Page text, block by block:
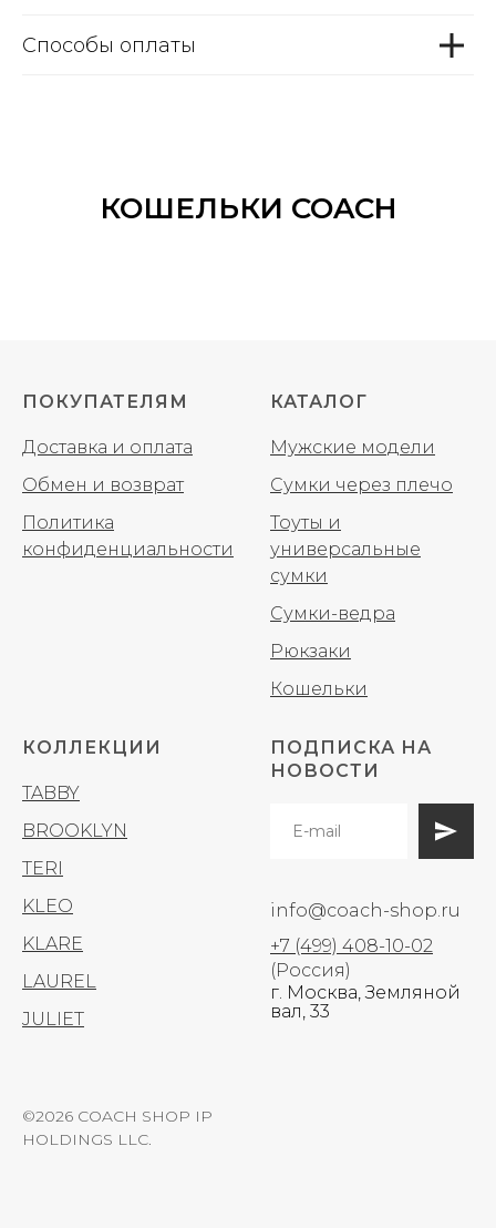
Способы оплаты
КОШЕЛЬКИ COACH
ПОКУПАТЕЛЯМ
Доставка и оплата
Обмен и возврат
Политика
конфиденциальности
КАТАЛОГ
Мужские модели
Сумки через плечо
Тоуты и
универсальные
сумки
Сумки-ведра
Рюкзаки
Кошельки
КОЛЛЕКЦИИ
TABBY
BROOKLYN
TERI
KLEO
KLARE
LAUREL
JULIET
ПОДПИСКА НА
НОВОСТИ
info@coach-shop.ru
+7 (499) 408-10-02
(Россия)
г. Москва, Земляной
вал, 33
©2026 COACH SHOP IP
HOLDINGS LLC.